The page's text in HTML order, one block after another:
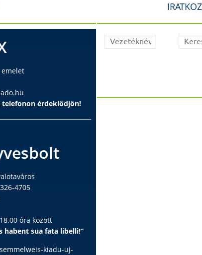
emelet
telefonon érdeklődjön!
4705
óra között
habent sua fata libelli!”
kiadu-uj-